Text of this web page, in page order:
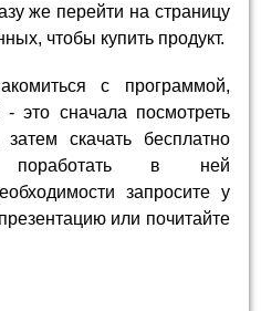
же перейти на страницу
чтобы купить продукт.
с программой,
это сначала посмотреть
скачать бесплатно
в ней
запросите у
или почитайте